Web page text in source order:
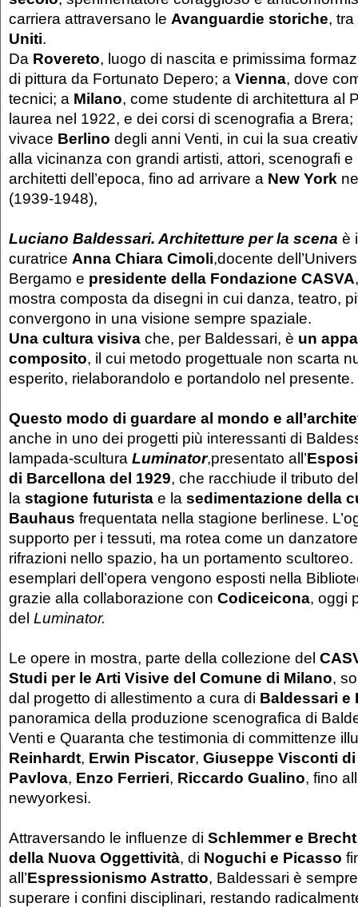
carriera attraversano le Avanguardie storiche, tra
Uniti.
Da Rovereto, luogo di nascita e primissima
di pittura da Fortunato Depero; a Vienna, dove
tecnici; a Milano, come studente di architettura al
laurea nel 1922, e dei corsi di scenografia a Brera;
vivace Berlino degli anni Venti, in cui la sua
alla vicinanza con grandi artisti, attori, scenografi e
architetti dell’epoca, fino ad arrivare a New York
(1939-1948),
Luciano Baldessari. Architetture per la scena è
curatrice Anna Chiara Cimoli,docente
Bergamo e presidente della Fondazione CASVA
mostra composta da disegni in cui danza, teatro,
convergono in una visione sempre spaziale.
Una cultura visiva che, per Baldessari, è un
composito, il cui metodo progettuale non scarta
esperito, rielaborandolo e portandolo nel presente.
Questo modo di guardare al mondo e
anche in uno dei progetti più interessanti di
lampada-scultura Luminator,presentato all’
di Barcellona del 1929, che racchiude il tributo
la stagione futurista e la sedimentazione della
Bauhaus frequentata nella stagione berlinese.
supporto per i tessuti, ma rotea come un
rifrazioni nello spazio, ha un portamento scultoreo.
esemplari dell’opera vengono esposti nella
grazie alla collaborazione con Codiceicona, oggi
del Luminator.
Le opere in mostra, parte della collezione del
Studi per le Arti Visive del Comune di Milano,
dal progetto di allestimento a cura di Baldessari e
panoramica della produzione scenografica di
Venti e Quaranta che testimonia di committenze
Reinhardt, Erwin Piscator, Giuseppe Visconti
Pavlova, Enzo Ferrieri, Riccardo Gualino, fino
newyorkesi.
Attraversando le influenze di Schlemmer e Brecht
della Nuova Oggettività, di Noguchi e Picasso
all’Espressionismo Astratto, Baldessari è
superare i confini disciplinari, restando